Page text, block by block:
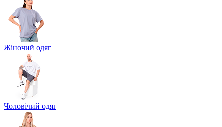
Жіночий одяг
Чоловічий одяг